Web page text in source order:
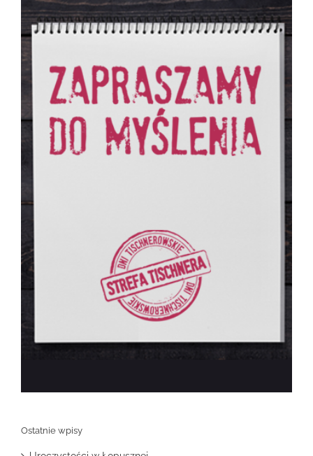
Ostatnie wpisy